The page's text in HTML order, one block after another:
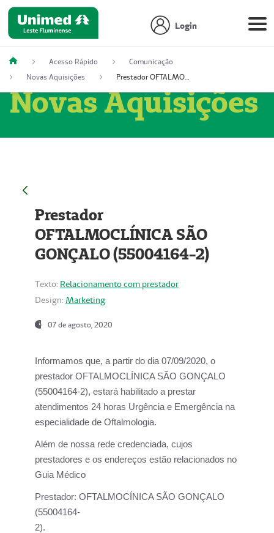
Login
Acesso Rápido
Comunicação
Novas Aquisições
Prestador OFTALMOCLÍNICA SÃO GONÇALO (55004164-2)
Novas Aquisições
Prestador
OFTALMOCLÍNICA SÃO
GONÇALO (55004164-2)
Texto: Relacionamento com prestador
Design: Marketing
07 de agosto, 2020
Informamos que, a partir do dia 07/09/2020, o
prestador OFTALMOCLÍNICA SÃO GONÇALO
(55004164-2), estará habilitado a prestar
atendimentos 24 horas Urgência e Emergência na
especialidade de Oftalmologia.
Além de nossa rede credenciada, cujos
prestadores e os endereços estão relacionados no
Guia Médico
Prestador: OFTALMOCÍNICA SÃO GONÇALO
(55004164-
2).